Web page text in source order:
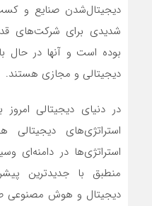
دیجیتال‌‌‌شدن صنایع و
شدیدی برای شرکت‌های
بوده است و آنها در حال
دیجیتالی و مجازی هستند.
در دنیای دیجیتالی
استراتژی‌‌‌های
استراتژی‌‌‌ها در دامنه‌‌‌ای
منطبق با جدیدترین
دیجیتال و هوش مصنوعی